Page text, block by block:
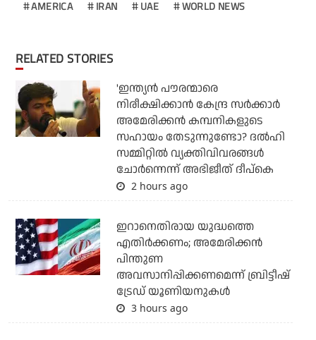
AMERICA IRAN UAE WORLD NEWS
RELATED STORIES
'ഇന്ത്യന്‍ പൗരന്മാരെ
നിരീക്ഷിക്കാന്‍ കേന്ദ്ര സര്‍ക്കാര്‍
അമേരിക്കന്‍ കമ്പനികളുടെ
സഹായം തേടുന്നുണ്ടോ? ദല്‍ഹി
സമ്മിറ്റില്‍ വ്യക്തിവിവരങ്ങള്‍
ചോര്‍ന്നെന്ന് അഭിജീത് ദീപ്‌കെ
2 hours ago
ഇറാനെതിരായ യുദ്ധത്തെ
എതിര്‍ക്കണം; അമേരിക്കന്‍
പിന്തുണ
അവസാനിപ്പിക്കണമെന്ന് ബ്രിട്ടീഷ്
ട്രേഡ് യൂണിയനുകള്‍
3 hours ago